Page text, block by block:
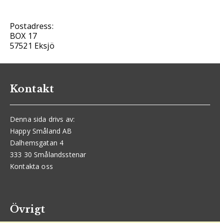
Postadress:
BOX 17
57521 Eksjö
Kontakt
Denna sida drivs av:
Happy Småland AB
Dalhemsgatan 4
333 30 Smålandsstenar
Kontakta oss
Övrigt